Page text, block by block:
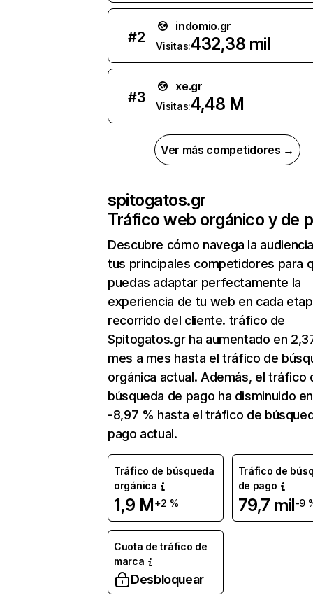
#2
indomio.gr
Visitas:432,38 mil
#3
xe.gr
Visitas:4,48 M
Ver más competidores →
spitogatos.gr
Tráfico web orgánico y de
Descubre cómo navega la
tus principales competidores para
puedas adaptar perfectamente la
experiencia de tu web en cada
recorrido del cliente. tráfico de
Spitogatos.gr ha aumentado en
mes a mes hasta el tráfico de
orgánica actual. Además, el tráfico
búsqueda de pago ha disminuido en
-8,97 % hasta el tráfico de
pago actual.
Tráfico de búsqueda
orgánica
1,9 M+2 %
Tráfico de
de pago
79,7 mil-9
Cuota de tráfico de
marca
Desbloquear